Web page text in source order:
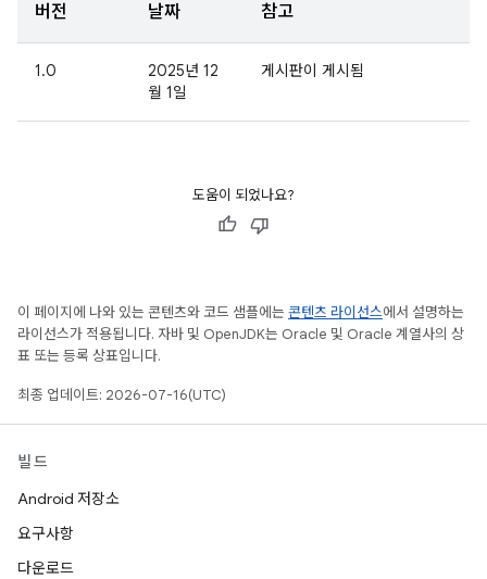
버전 날짜 참고
1.0
2025년 12
월 1일
게시판이 게시됨
도움이 되었나요?
이 페이지에 나와 있는 콘텐츠와 코드 샘플에는 콘텐츠 라이선스에서 설명하는
라이선스가 적용됩니다. 자바 및 OpenJDK는 Oracle 및 Oracle 계열사의 상
표 또는 등록 상표입니다.
최종 업데이트: 2026-07-16(UTC)
빌드
Android 저장소
요구사항
다운로드